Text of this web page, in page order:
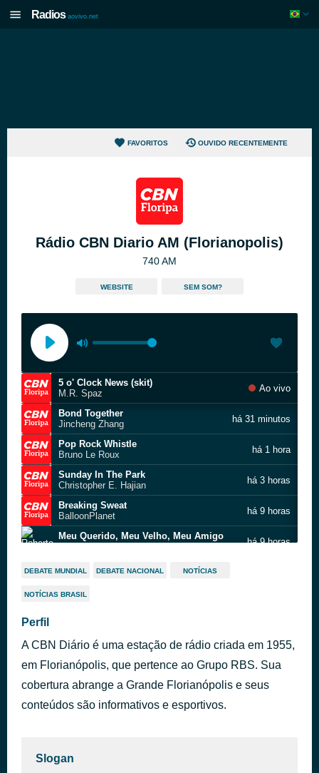
Radios aovivo.net
FAVORITOS OUVIDO RECENTEMENTE
Rádio CBN Diario AM (Florianopolis)
740 AM
WEBSITE SEM SOM?
5 o' Clock News (skit)
M.R. Spaz
Ao vivo
Bond Together
Jincheng Zhang
há 31 minutos
Pop Rock Whistle
Bruno Le Roux
há 1 hora
Sunday In The Park
Christopher E. Hajian
há 3 horas
Breaking Sweat
BalloonPlanet
há 9 horas
Meu Querido, Meu Velho, Meu Amigo
há 9 horas
Espelho
Bond Together
BalloonPlanet
應化非真
Ho Chen-Chen
há 16 horas
DEBATE MUNDIAL DEBATE NACIONAL NOTÍCIAS
NOTÍCIAS BRASIL
Perfil
A CBN Diário é uma estação de rádio criada em 1955,
em Florianópolis, que pertence ao Grupo RBS. Sua
cobertura abrange a Grande Florianópolis e seus
conteúdos são informativos e esportivos.
Slogan